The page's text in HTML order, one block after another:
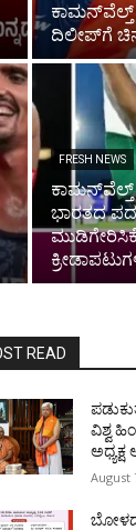
ಕಾಮನ್‌ವೆಲ್ತ್
ದಿಲೀಪ್‌ಗೆ
FRESH NEWS
ಕಾಮನ್‌ವೆಲ್ತ್
ಭಾರತದ
READ
ವಿಶ್ವ
August